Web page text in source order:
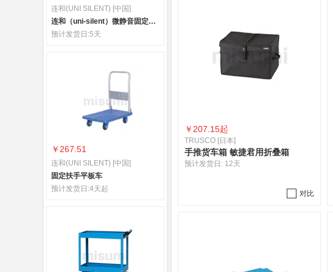
连和(UNI SILENT) [中国]
连和（uni-silent）微静音固定扶手双层小推车
预计发货日:5天
￥267.51
连和(UNI SILENT) [中国]
固定扶手平板车
预计发货日:4天起
￥ 207.15起
TRUSCO [日本]
手推货车箱 敏捷君用折叠箱
预计发货日: 12天
对比